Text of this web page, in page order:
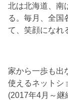
北は北海道、南
る。毎月、全国
て、笑顔になれ
家から一歩も出
使えるネットシ
(2017年4月～継